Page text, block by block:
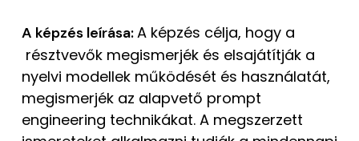
A képzés leírása:A képzés célja, hogy a
résztvevők megismerjék és elsajátítják a
nyelvi modellek működését és használatát,
megismerjék az alapvető prompt
engineering technikákat. A megszerzett